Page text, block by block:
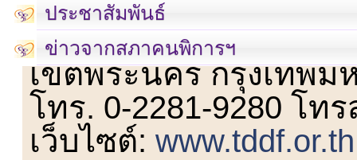
ประชาสัมพันธ์
ข่าวจากสภาคนพิการฯ
เลขที่ 23 ชั้น 2 ถนนวิ
เขตพระนคร กรุงเทพม
โทร. 0-2281-9280 โท
เว็บไซต์:www.tddf.or.th